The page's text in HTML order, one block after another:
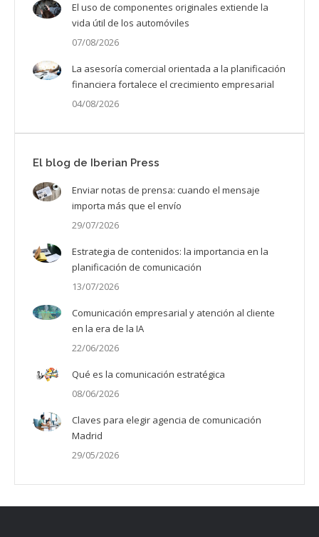
El uso de componentes originales extiende la
vida útil de los automóviles
07/08/2026
La asesoría comercial orientada a la planificación
financiera fortalece el crecimiento empresarial
04/08/2026
El blog de Iberian Press
Enviar notas de prensa: cuando el mensaje
importa más que el envío
29/07/2026
Estrategia de contenidos: la importancia en la
planificación de comunicación
13/07/2026
Comunicación empresarial y atención al cliente
en la era de la IA
22/06/2026
Qué es la comunicación estratégica
08/06/2026
Claves para elegir agencia de comunicación
Madrid
29/05/2026